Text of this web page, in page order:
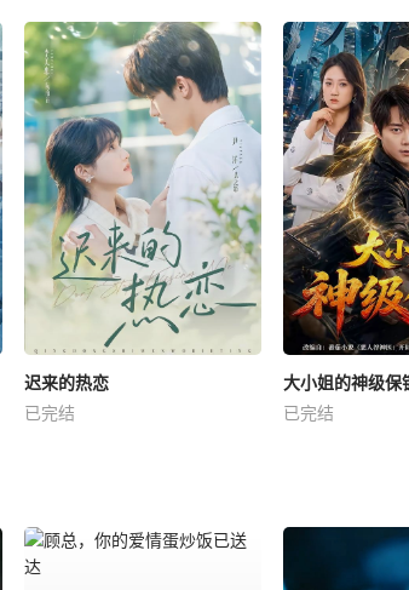
迟来的热恋
已完结
大小姐的神级保
已完结